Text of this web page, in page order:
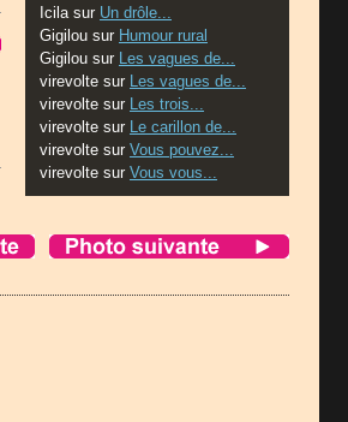
Icilasur Un drôle...
Gigilou sur Humour rural
Gigilou sur Les vagues de...
virevolte sur Les vagues de...
virevolte sur Les trois...
virevolte sur Le carillon de...
virevolte sur Vous pouvez...
virevolte sur Vous vous...